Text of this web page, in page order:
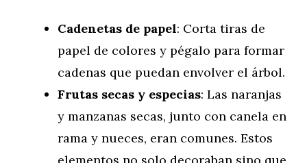
Cadenetas de papel: Corta tiras de
papel de colores y pégalo para formar
cadenas que puedan envolver el árbol.
Frutas secas y especias: Las naranjas
y manzanas secas, junto con canela en
rama y nueces, eran comunes. Estos